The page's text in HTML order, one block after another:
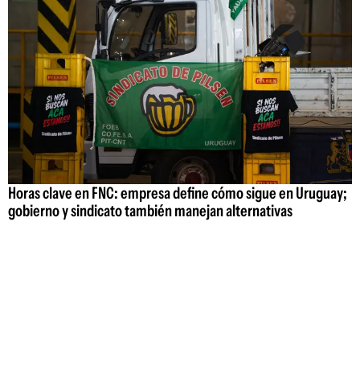
Horas clave en FNC: empresa define cómo sigue en Uruguay;
gobierno y sindicato también manejan alternativas